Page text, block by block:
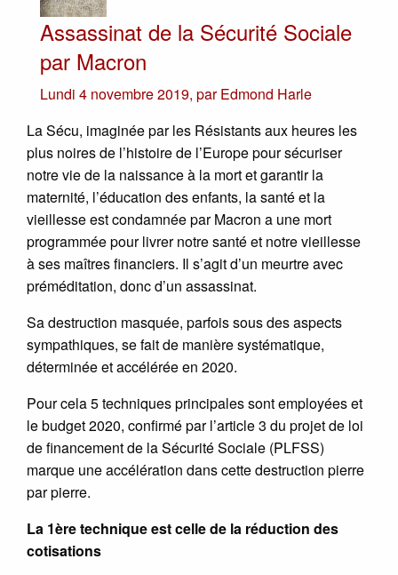
Assassinat de la Sécurité Sociale
par Macron
Lundi 4 novembre 2019, parEdmond Harle
La Sécu, imaginée par les Résistants aux heures les
plus noires de l’histoire de l’Europe pour sécuriser
notre vie de la naissance à la mort et garantir la
maternité, l’éducation des enfants, la santé et la
vieillesse est condamnée par Macron a une mort
programmée pour livrer notre santé et notre vieillesse
à ses maîtres financiers. Il s’agit d’un meurtre avec
préméditation, donc d’un assassinat.
Sa destruction masquée, parfois sous des aspects
sympathiques, se fait de manière systématique,
déterminée et accélérée en 2020.
Pour cela 5 techniques principales sont employées et
le budget 2020, confirmé par l’article 3 du projet de loi
de financement de la Sécurité Sociale (PLFSS)
marque une accélération dans cette destruction pierre
par pierre.
La 1ère technique est celle de la réduction des
cotisations